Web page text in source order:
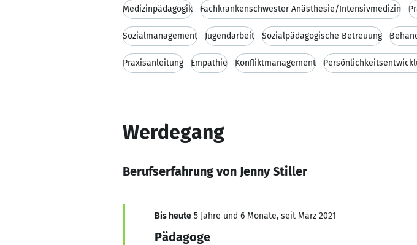
Medizinpädagogik Fachkrankenschwester Anästhesie/Intensivmedizin
Sozialmanagement Jugendarbeit Sozialpädagogische Betreuung
Praxisanleitung Empathie Konfliktmanagement
Werdegang
Berufserfahrung von Jenny Stiller
Bis heute 5 Jahre und 6 Monate, seit März 2021
Pädagoge